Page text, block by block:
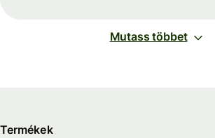
Mutass többet
Termékek